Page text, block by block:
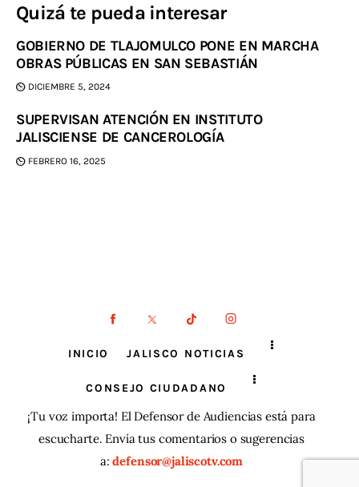
Quizá te pueda interesar
GOBIERNO DE TLAJOMULCO PONE EN MARCHA
OBRAS PÚBLICAS EN SAN SEBASTIÁN
DICIEMBRE 5, 2024
SUPERVISAN ATENCIÓN EN INSTITUTO
JALISCIENSE DE CANCEROLOGÍA
FEBRERO 16, 2025
INICIO JALISCO NOTICIAS
CONSEJO CIUDADANO
¡Tu voz importa! El Defensor de Audiencias está para
escucharte. Envía tus comentarios o sugerencias
a:defensor@jaliscotv.com